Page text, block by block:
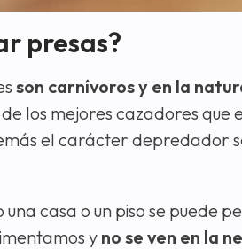
presas?
son carnívoros y en la
los mejores cazadores que
el carácter depredador
casa o un piso se puede
y no se ven en la